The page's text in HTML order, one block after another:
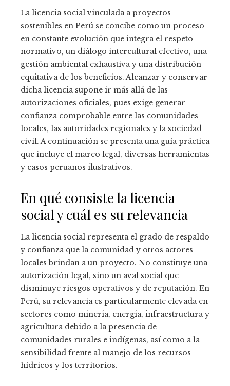
La licencia social vinculada a proyectos
sostenibles en Perú se concibe como un proceso
en constante evolución que integra el respeto
normativo, un diálogo intercultural efectivo, una
gestión ambiental exhaustiva y una distribución
equitativa de los beneficios. Alcanzar y conservar
dicha licencia supone ir más allá de las
autorizaciones oficiales, pues exige generar
confianza comprobable entre las comunidades
locales, las autoridades regionales y la sociedad
civil. A continuación se presenta una guía práctica
que incluye el marco legal, diversas herramientas
y casos peruanos ilustrativos.
En qué consiste la licencia
social y cuál es su relevancia
La licencia social representa el grado de respaldo
y confianza que la comunidad y otros actores
locales brindan a un proyecto. No constituye una
autorización legal, sino un aval social que
disminuye riesgos operativos y de reputación. En
Perú, su relevancia es particularmente elevada en
sectores como minería, energía, infraestructura y
agricultura debido a la presencia de
comunidades rurales e indígenas, así como a la
sensibilidad frente al manejo de los recursos
hídricos y los territorios.